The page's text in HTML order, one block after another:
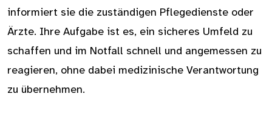
informiert sie die zuständigen Pflegedienste oder
Ärzte. Ihre Aufgabe ist es, ein sicheres Umfeld zu
schaffen und im Notfall schnell und angemessen zu
reagieren, ohne dabei medizinische Verantwortung
zu übernehmen.